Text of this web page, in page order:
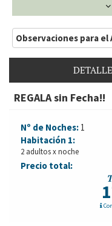
Observaciones para
REGALA sin Fecha!!
Nº de Noches: 1
Habitación 1:
2 adultos x noche
Precio total: